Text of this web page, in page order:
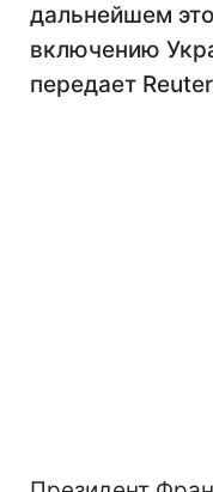
дальнейшем
включению
передает